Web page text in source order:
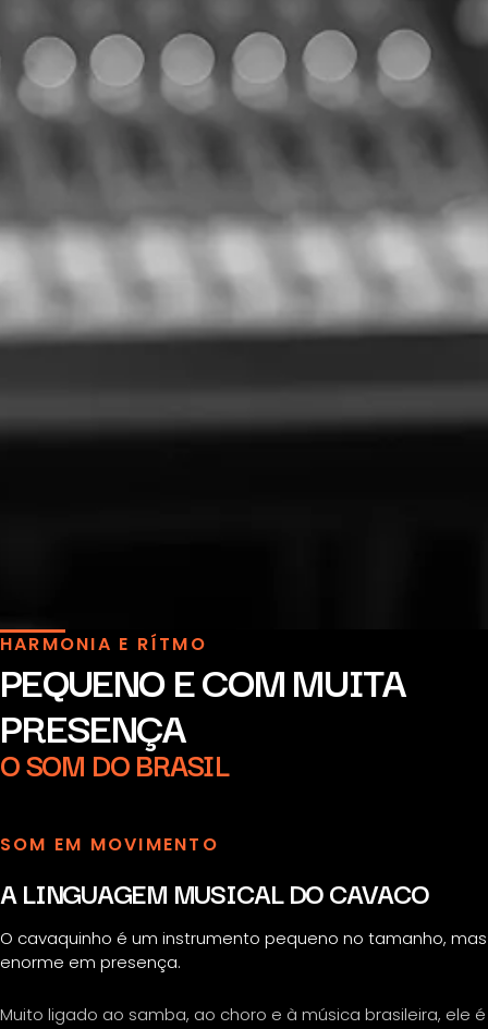
HARMONIA E RÍTMO
PEQUENO E COM MUITA
PRESENÇA
O SOM DO BRASIL
SOM EM MOVIMENTO
A LINGUAGEM MUSICAL DO CAVACO
O cavaquinho é um instrumento pequeno no tamanho, mas
enorme em presença.
Muito ligado ao samba, ao choro e à música brasileira, ele é